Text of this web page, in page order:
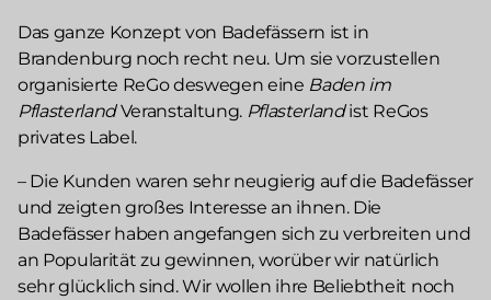
Das ganze Konzept von Badefässern ist in
Brandenburg noch recht neu. Um sie vorzustellen
organisierte ReGo deswegen eine Baden im
PflasterlandVeranstaltung. Pflasterlandist ReGos
privates Label.
– Die Kunden waren sehr neugierig auf die Badefässer
und zeigten großes Interesse an ihnen. Die
Badefässer haben angefangen sich zu verbreiten und
an Popularität zu gewinnen, worüber wir natürlich
sehr glücklich sind. Wir wollen ihre Beliebtheit noch